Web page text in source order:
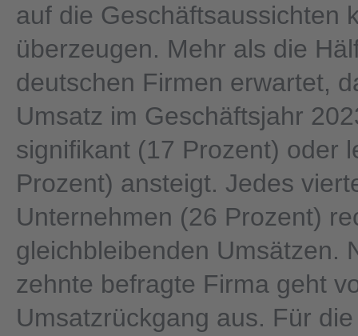
auf die Geschäftsaussichten
überzeugen. Mehr als die
deutschen Firmen erwartet,
Umsatz im Geschäftsjahr
signifikant (17 Prozent) oder
Prozent) ansteigt. Jedes
Unternehmen (26 Prozent)
gleichbleibenden Umsätzen.
zehnte befragte Firma geht
Umsatzrückgang aus. Für